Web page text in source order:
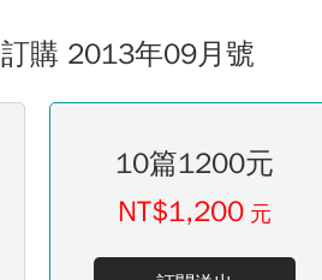
購 2013年09月號
10篇1200元
NT$1,200 元